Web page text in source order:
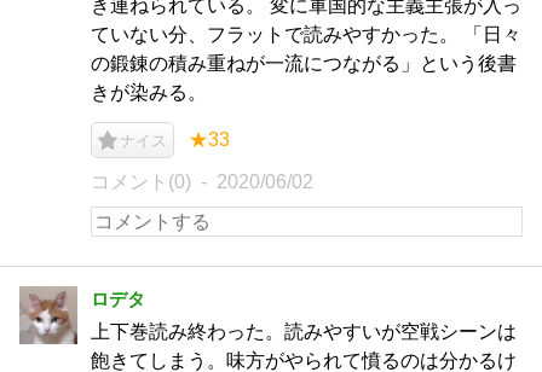
き連ねられている。 変に軍国的な主義主張が入っ
ていない分、フラットで読みやすかった。 「日々
の鍛錬の積み重ねが一流につながる」という後書
きが染みる。
ナイス ★33
コメント(0) 2020/06/02
ロデタ
上下巻読み終わった。読みやすいが空戦シーンは
飽きてしまう。味方がやられて憤るのは分かるけ